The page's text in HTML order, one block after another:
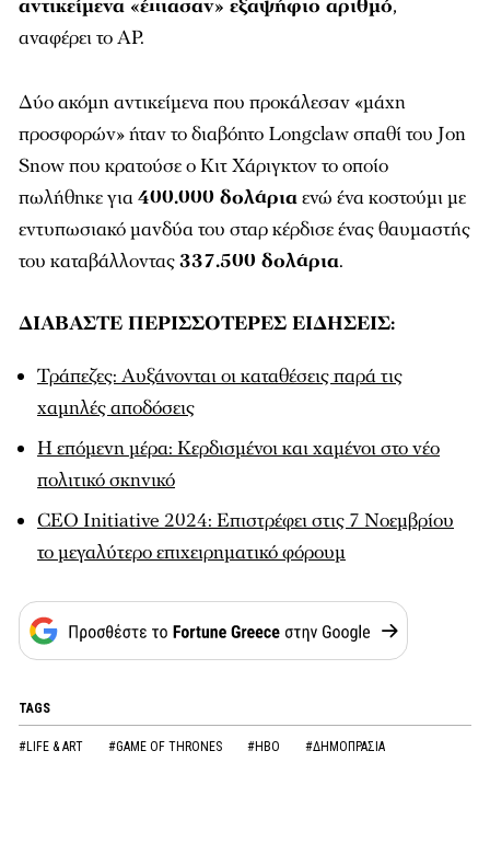
αντικείμενα «έπιασαν» εξαψήφιο αριθμό,
αναφέρει το ΑP.
Δύο ακόμη αντικείμενα που προκάλεσαν «μάχη
προσφορών» ήταν το διαβόητο Longclaw σπαθί του Jon
Snow που κρατούσε ο Κιτ Χάριγκτον το οποίο
πωλήθηκε για400.000 δολάριαενώ ένα κοστούμι με
εντυπωσιακό μανδύα του σταρ κέρδισε ένας θαυμαστής
του καταβάλλοντας337.500 δολάρια.
ΔΙΑΒΑΣΤΕ ΠΕΡΙΣΣΟΤΕΡΕΣ ΕΙΔΗΣΕΙΣ:
Τράπεζες: Αυξάνονται οι καταθέσεις παρά τις
χαμηλές αποδόσεις
Η επόμενη μέρα: Κερδισμένοι και χαμένοι στο νέο
πολιτικό σκηνικό
CEO Initiative 2024: Επιστρέφει στις 7 Νοεμβρίου
το μεγαλύτερο επιχειρηματικό φόρουμ
TAGS
#LIFE & ART #GAME OF THRONES #HBO #ΔΗΜΟΠΡΑΣΙΑ